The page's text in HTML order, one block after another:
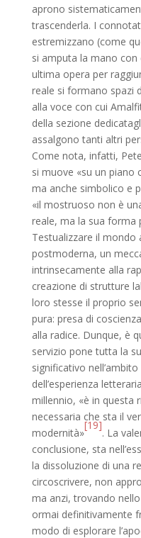
aprono
trascenderla. I
estremizzano (come
si amputa la mano con
ultima opera per
reale si formano spazi
alla voce con cui
della sezione
assalgono tanti altri
Come nota, infatti,
si muove «su un piano
ma anche simbolico e
«il mostruoso non è
reale, ma la sua forma
Testualizzare il mondo
postmoderna, un
intrinsecamente alla
creazione di strutture
loro stesse il proprio
pura: presa di
alla radice. Dunque, è
servizio pone tutta la
significativo
dell’esperienza
millennio, «è in questa
necessaria che sta il
modernità»
[19]
. La
conclusione, sta
la dissoluzione di una
circoscrivere, non
ma anzi, trovando
ormai definitivamente
modo di esplorare